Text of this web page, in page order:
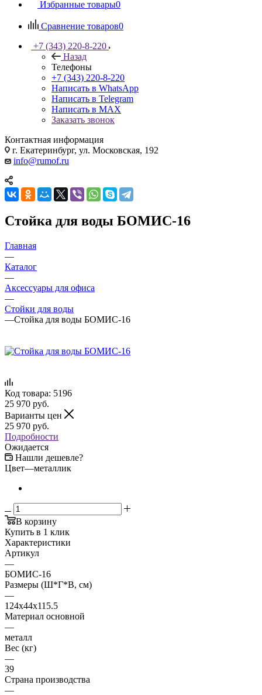
Избранные товары0
Сравнение товаров0
+7 (343) 220-8-220
Назад
Телефоны
+7 (343) 220-8-220
Написать в WhatsApp
Написать в Telegram
Написать в MAX
Заказать звонок
Контактная информация
г. Екатеринбург, ул. Московская, 192
info@rumof.ru
Стойка для воды БОМИС-16
Главная
—
Каталог
—
Аксессуары для офиса
—
Стойки для воды
—Стойка для воды БОМИС-16
Код товара: 5196
25 970 руб.
Варианты цен
25 970 руб.
Подробности
Ожидается
Нашли дешевле?
Цвет—металлик
В корзину
Купить в 1 клик
Характеристики
Артикул
—
БОМИС-16
Размеры (Ш*Г*В, см)
—
124x44x115.5
Материал основной
—
металл
Вес (кг)
—
39
Страна производства
—